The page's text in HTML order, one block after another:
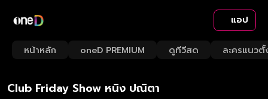
แอป
หน้าหลัก oneD PREMIUM ดูทีวีสด ละครแนวตั้
Loaded:
1.63%
Rate
Club Friday Show หนิง ปณิตา